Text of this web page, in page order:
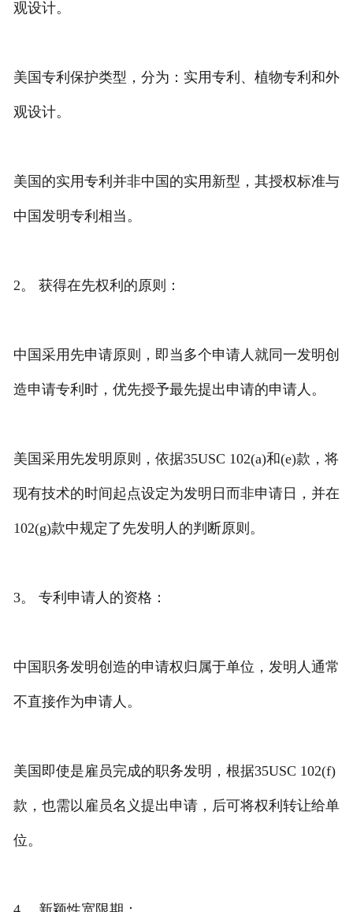
观设计。
美国专利保护类型，分为：实用专利、植物专利和外
观设计。
美国的实用专利并非中国的实用新型，其授权标准与
中国发明专利相当。
2。 获得在先权利的原则：
中国采用先申请原则，即当多个申请人就同一发明创
造申请专利时，优先授予最先提出申请的申请人。
美国采用先发明原则，依据35USC 102(a)和(e)款，将
现有技术的时间起点设定为发明日而非申请日，并在
102(g)款中规定了先发明人的判断原则。
3。 专利申请人的资格：
中国职务发明创造的申请权归属于单位，发明人通常
不直接作为申请人。
美国即使是雇员完成的职务发明，根据35USC 102(f)
款，也需以雇员名义提出申请，后可将权利转让给单
位。